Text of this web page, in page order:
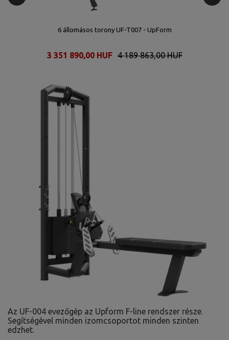
6 állomásos torony UF-T007 - UpForm
4 189 863,00 HUF
3 351 890,00 HUF
Az UF-004 evezőgép az Upform F-line rendszer része.
Segítségével minden izomcsoportot minden szinten
edzhet.